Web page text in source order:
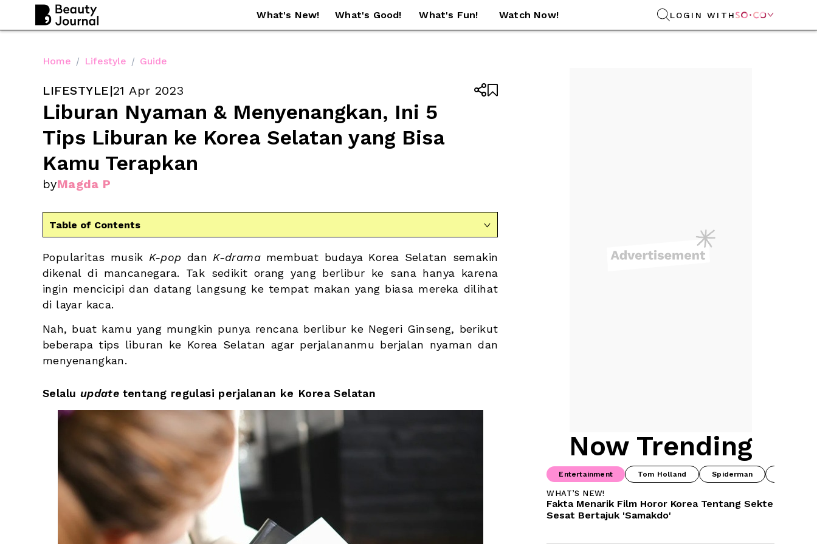
What's New! What's Good! What's Fun! Watch Now! LOGIN WITH 
Home / Lifestyle / Guide
LIFESTYLE|21 Apr 2023
Liburan Nyaman & Menyenangkan, Ini 5
Tips Liburan ke Korea Selatan yang Bisa
Kamu Terapkan
byMagda P


Table of Contents 
Popularitas musik K-pop dan K-drama membuat budaya Korea Selatan semakin
dikenal di mancanegara. Tak sedikit orang yang berlibur ke sana hanya karena
ingin mencicipi dan datang langsung ke tempat makan yang biasa mereka dilihat
di layar kaca.
Nah, buat kamu yang mungkin punya rencana berlibur ke Negeri Ginseng, berikut
beberapa tips liburan ke Korea Selatan agar perjalananmu berjalan nyaman dan
menyenangkan.
Selalu update tentang regulasi perjalanan ke Korea Selatan
Now Trending
Entertainment Tom Holland Spiderman
WHAT’S NEW!
Fakta Menarik Film Horor Korea Tentang Sekte
Sesat Bertajuk 'Samakdo'